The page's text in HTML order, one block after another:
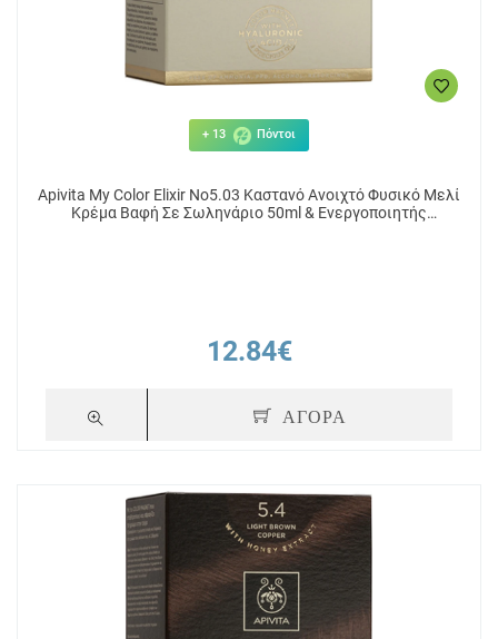
+ 13 Πόντοι
Apivita My Color Elixir No5.03 Καστανό Ανοιχτό Φυσικό Μελί
Κρέμα Βαφή Σε Σωληνάριο 50ml & Ενεργοποιητής
12.84€
ΑΓΟΡΑ